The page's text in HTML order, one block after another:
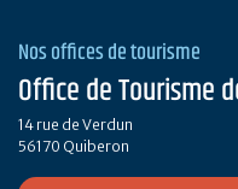
Nos offices de tourisme
Office de Tourisme
14 rue de Verdun
56170 Quiberon